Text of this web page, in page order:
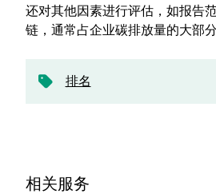
还对其他因素进行评估，如报告
链，通常占企业碳排放量的大部
排名
相关服务